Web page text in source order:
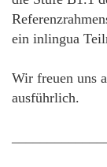
ein inlingua
Wir freuen uns
ausführlich.